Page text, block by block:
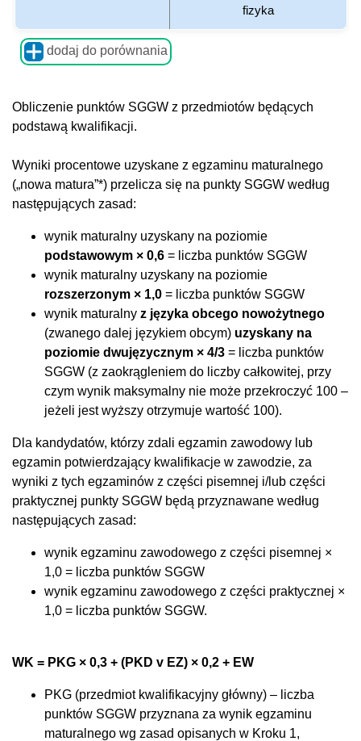
fizyka
dodaj do porównania
Obliczenie punktów SGGW z przedmiotów będących
podstawą kwalifikacji.
Wyniki procentowe uzyskane z egzaminu maturalnego
(„nowa matura”*) przelicza się na punkty SGGW według
następujących zasad:
wynik maturalny uzyskany na poziomie
podstawowym × 0,6 = liczba punktów SGGW
wynik maturalny uzyskany na poziomie
rozszerzonym × 1,0 = liczba punktów SGGW
wynik maturalny z języka obcego nowożytnego
(zwanego dalej językiem obcym) uzyskany na
poziomie dwujęzycznym × 4/3 = liczba punktów
SGGW (z zaokrągleniem do liczby całkowitej, przy
czym wynik maksymalny nie może przekroczyć 100 –
jeżeli jest wyższy otrzymuje wartość 100).
Dla kandydatów, którzy zdali egzamin zawodowy lub
egzamin potwierdzający kwalifikacje w zawodzie, za
wyniki z tych egzaminów z części pisemnej i/lub części
praktycznej punkty SGGW będą przyznawane według
następujących zasad:
wynik egzaminu zawodowego z części pisemnej ×
1,0 = liczba punktów SGGW
wynik egzaminu zawodowego z części praktycznej ×
1,0 = liczba punktów SGGW.
WK = PKG × 0,3 + (PKD v EZ) × 0,2 + EW
PKG (przedmiot kwalifikacyjny główny) – liczba
punktów SGGW przyznana za wynik egzaminu
maturalnego wg zasad opisanych w Kroku 1,